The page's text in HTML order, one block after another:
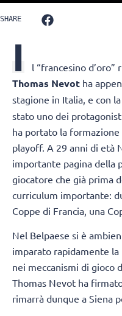
SHARE
I l “francesino d’oro”
Thomas Nevot ha
stagione in Italia, e con
stato uno dei
ha portato la
playoff. A 29 anni di età
importante pagina della
giocatore che già prima
curriculum importante:
Coppe di Francia, una
Nel Belpaese si è
imparato rapidamente
nei meccanismi di gioco
Thomas Nevot ha
rimarrà dunque a Siena